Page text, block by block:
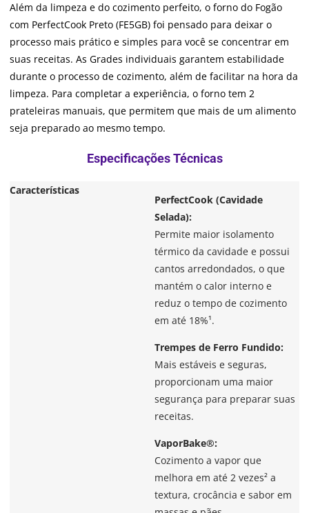
Além da limpeza e do cozimento perfeito, o forno do Fogão
com PerfectCook Preto (FE5GB) foi pensado para deixar o
processo mais prático e simples para você se concentrar em
suas receitas. As Grades individuais garantem estabilidade
durante o processo de cozimento, além de facilitar na hora da
limpeza. Para completar a experiência, o forno tem 2
prateleiras manuais, que permitem que mais de um alimento
seja preparado ao mesmo tempo.
Características
PerfectCook (Cavidade
Selada):
Permite maior isolamento
térmico da cavidade e possui
cantos arredondados, o que
mantém o calor interno e
reduz o tempo de cozimento
em até 18%¹.
Trempes de Ferro Fundido:
Mais estáveis e seguras,
proporcionam uma maior
segurança para preparar suas
receitas.
VaporBake®:
Cozimento a vapor que
melhora em até 2 vezes² a
textura, crocância e sabor em